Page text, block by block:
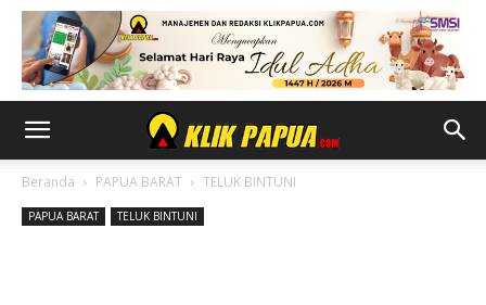
Beranda PAPUA BARAT TELUK BINTUNI
PAPUA BARAT TELUK BINTUNI